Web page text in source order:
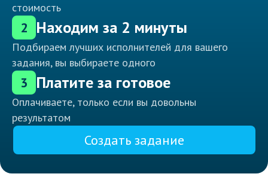
стоимость
2 Находим за 2 минуты
Подбираем лучших исполнителей для вашего
задания, вы выбираете одного
3 Платите за готовое
Оплачиваете, только если вы довольны
результатом
Создать задание